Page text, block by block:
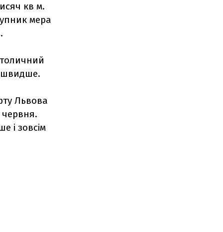
кв м.
мера
швидше.
Львова
і зовсім